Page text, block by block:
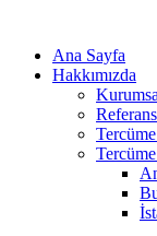
Ana Sayfa
Hakkımızda